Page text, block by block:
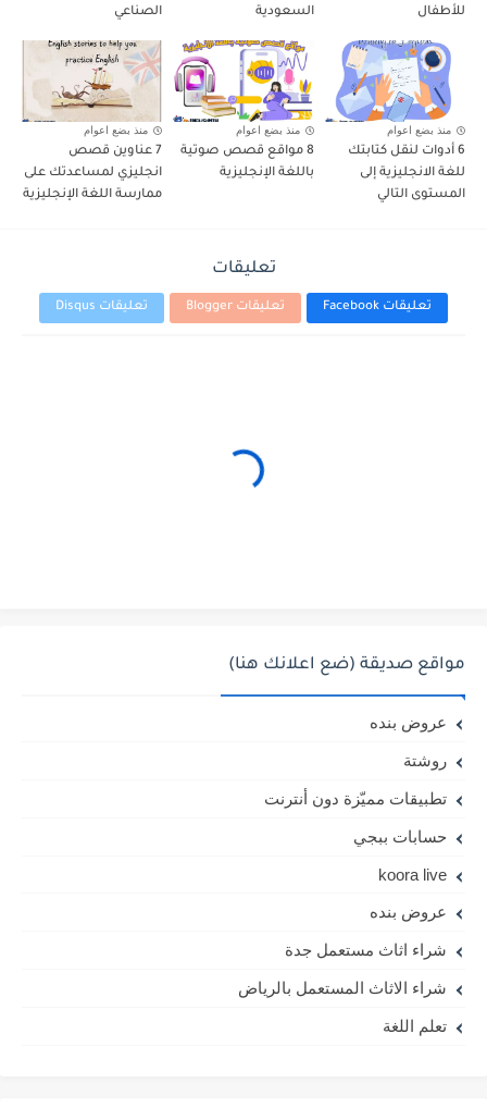
للأطفال
السعودية
الصناعي
منذ بضع اعوام
6 أدوات لنقل كتابتك
للغة الانجليزية إلى
المستوى التالي
منذ بضع اعوام
8 مواقع قصص صوتية
باللغة الإنجليزية
منذ بضع اعوام
7 عناوين قصص
انجليزي لمساعدتك على
ممارسة اللغة الإنجليزية
تعليقات
تعليقات Facebook تعليقات Blogger تعليقات Disqus
مواقع صديقة (ضع اعلانك هنا)
عروض بنده
روشتة
تطبيقات مميّزة دون أنترنت
حسابات ببجي
koora live
عروض بنده
شراء اثاث مستعمل جدة
شراء الاثاث المستعمل بالرياض
تعلم اللغة